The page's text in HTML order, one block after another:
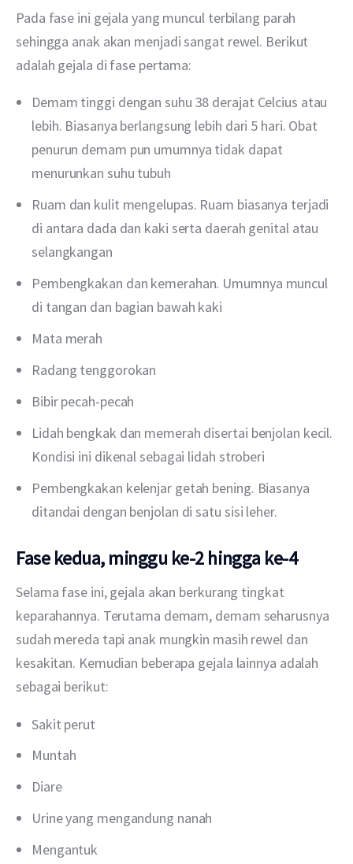
Pada fase ini gejala yang muncul terbilang parah
sehingga anak akan menjadi sangat rewel. Berikut
adalah gejala di fase pertama:
Demam tinggi dengan suhu 38 derajat Celcius atau
lebih. Biasanya berlangsung lebih dari 5 hari. Obat
penurun demam pun umumnya tidak dapat
menurunkan suhu tubuh
Ruam dan kulit mengelupas. Ruam biasanya terjadi
di antara dada dan kaki serta daerah genital atau
selangkangan
Pembengkakan dan kemerahan. Umumnya muncul
di tangan dan bagian bawah kaki
Mata merah
Radang tenggorokan
Bibir pecah-pecah
Lidah bengkak dan memerah disertai benjolan kecil.
Kondisi ini dikenal sebagai lidah stroberi
Pembengkakan kelenjar getah bening. Biasanya
ditandai dengan benjolan di satu sisi leher.
Fase kedua, minggu ke-2 hingga ke-4
Selama fase ini, gejala akan berkurang tingkat
keparahannya. Terutama demam, demam seharusnya
sudah mereda tapi anak mungkin masih rewel dan
kesakitan. Kemudian beberapa gejala lainnya adalah
sebagai berikut:
Sakit perut
Muntah
Diare
Urine yang mengandung nanah
Mengantuk